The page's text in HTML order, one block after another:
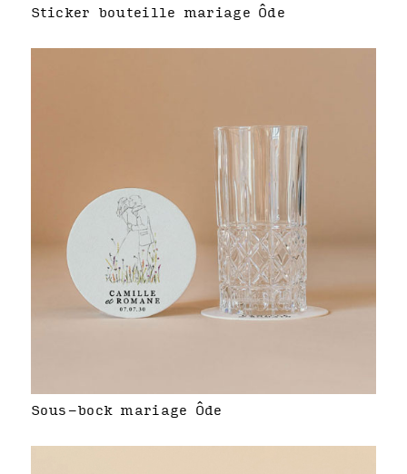
Sticker bouteille mariage Ôde
Sous-bock mariage Ôde